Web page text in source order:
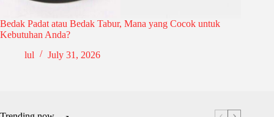
Bedak Padat atau Bedak Tabur, Mana yang Cocok untuk
Kebutuhan Anda?
lul
July 31, 2026